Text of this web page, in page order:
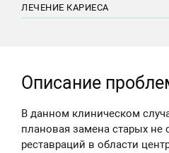
ЛЕЧЕНИЕ КАРИЕСА
Описание
В данном клиническом
плановая замена старых не
реставраций в области